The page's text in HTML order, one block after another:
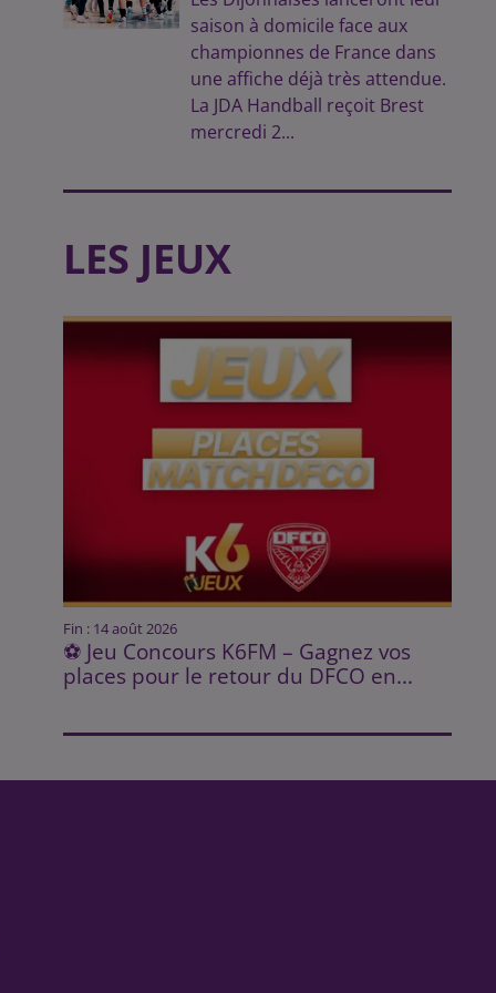
saison à domicile face aux
championnes de France dans
une affiche déjà très attendue.
La JDA Handball reçoit Brest
mercredi 2...
LES JEUX
Fin : 14 août 2026
⚽ Jeu Concours K6FM – Gagnez vos
places pour le retour du DFCO en...